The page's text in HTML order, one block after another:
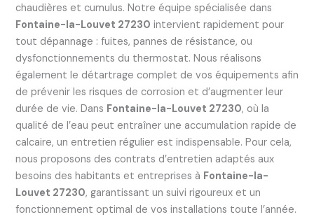
chaudières et cumulus. Notre équipe spécialisée dans
Fontaine-la-Louvet 27230 intervient rapidement pour
tout dépannage : fuites, pannes de résistance, ou
dysfonctionnements du thermostat. Nous réalisons
également le détartrage complet de vos équipements afin
de prévenir les risques de corrosion et d’augmenter leur
durée de vie. Dans Fontaine-la-Louvet 27230, où la
qualité de l’eau peut entraîner une accumulation rapide de
calcaire, un entretien régulier est indispensable. Pour cela,
nous proposons des contrats d’entretien adaptés aux
besoins des habitants et entreprises à Fontaine-la-
Louvet 27230, garantissant un suivi rigoureux et un
fonctionnement optimal de vos installations toute l’année.